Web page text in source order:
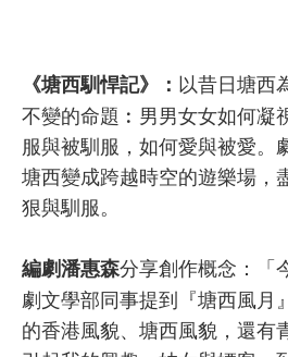
《塘西馴悍記》： 以昔日塘西
不變的命題︰男男女女如何凝
服與被馴服，如何愛與被愛。
塘西變成跨越時空的遊樂場，
狠與馴服。
編劇潘惠森分享創作概念：「
劇文學部同事提到『塘西風月
的香港風貌、塘西風貌，還有